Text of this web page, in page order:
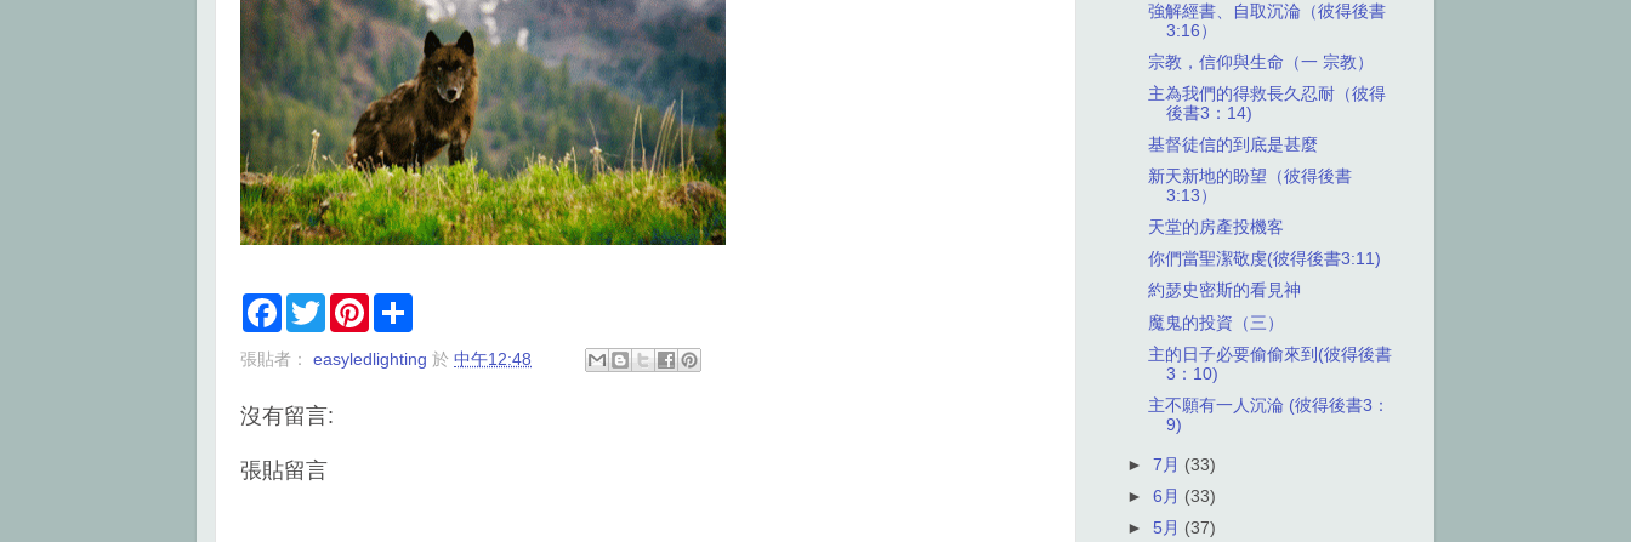
F
e
o
T
w
t
r
P
t
r
張貼者： easyledlighting 於 中午12:48
沒有留言:
張貼留言
強解經書、自取沉淪（彼得後書
3:16）
宗教，信仰與生命（一 宗教）
主為我們的得救長久忍耐（彼得
後書3：14)
基督徒信的到底是甚麼
新天新地的盼望（彼得後書
3:13）
天堂的房產投機客
你們當聖潔敬虔(彼得後書3:11)
約瑟史密斯的看見神
魔鬼的投資（三）
主的日子必要偷偷來到(彼得後書
3：10)
主不願有一人沉淪 (彼得後書3：
9)
►7月 (33)
►6月 (33)
► 5月 (37)